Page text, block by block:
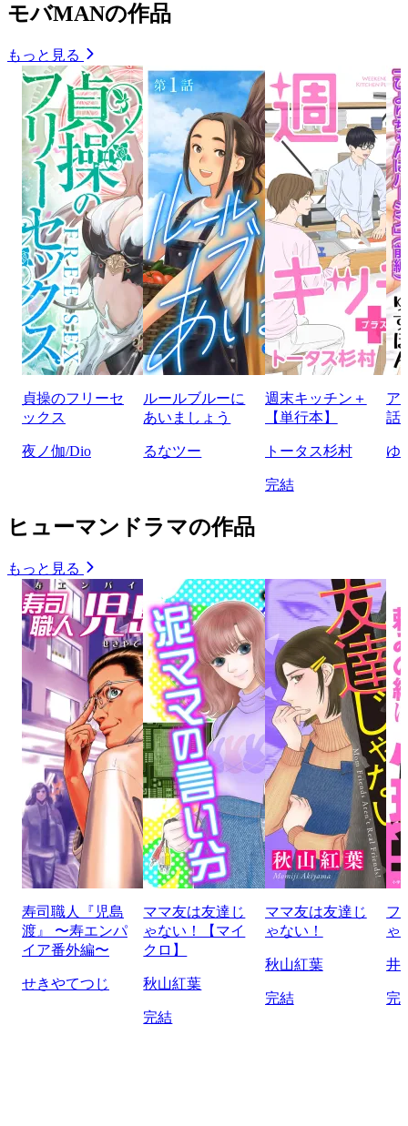
モバMANの作品
もっと見る
貞操のフリーセ
ックス
夜ノ伽/Dio
ルールブルーに
あいましょう
るなツー
週末キッチン＋
【単行本】
トータス杉村
完結
ア
話
ゆ
ヒューマンドラマの作品
もっと見る
寿司職人『児島
渡』 〜寿エンパ
イア番外編〜
せきやてつじ
ママ友は友達じ
ゃない！【マイ
クロ】
秋山紅葉
完結
ママ友は友達じ
ゃない！
秋山紅葉
完結
フ
ゃ
井
完